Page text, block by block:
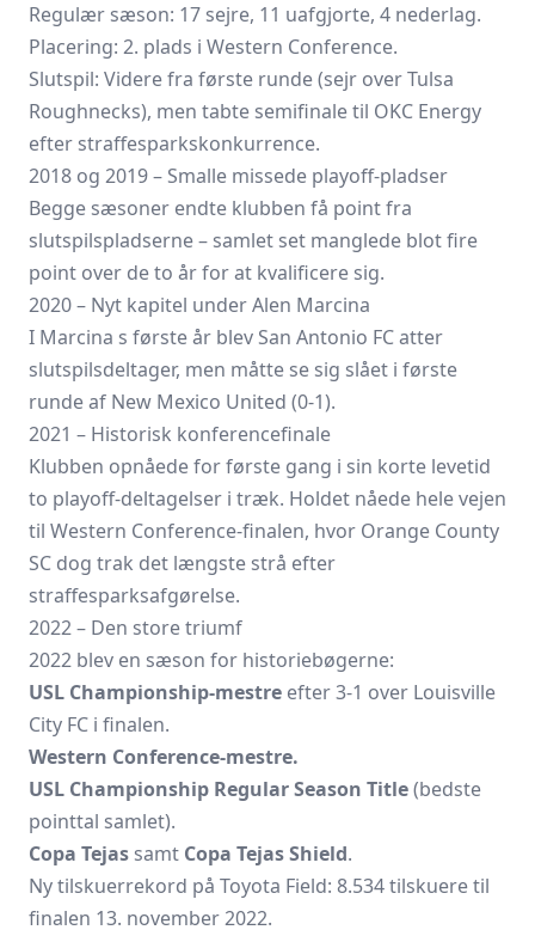
Regulær sæson: 17 sejre, 11 uafgjorte, 4 nederlag.
Placering: 2. plads i Western Conference.
Slutspil: Videre fra første runde (sejr over Tulsa
Roughnecks), men tabte semifinale til OKC Energy
efter straffesparkskonkurrence.
2018 og 2019 – Smalle missede playoff-pladser
Begge sæsoner endte klubben få point fra
slutspilspladserne – samlet set manglede blot fire
point over de to år for at kvalificere sig.
2020 – Nyt kapitel under Alen Marcina
I Marcina s første år blev San Antonio FC atter
slutspilsdeltager, men måtte se sig slået i første
runde af New Mexico United (0-1).
2021 – Historisk konferencefinale
Klubben opnåede for første gang i sin korte levetid
to playoff-deltagelser i træk. Holdet nåede hele vejen
til Western Conference-finalen, hvor Orange County
SC dog trak det længste strå efter
straffesparksafgørelse.
2022 – Den store triumf
2022 blev en sæson for historiebøgerne:
USL Championship-mestre efter 3-1 over Louisville
City FC i finalen.
Western Conference-mestre.
USL Championship Regular Season Title(bedste
pointtal samlet).
Copa Tejas samt Copa Tejas Shield.
Ny tilskuerrekord på Toyota Field: 8.534 tilskuere til
finalen 13. november 2022.